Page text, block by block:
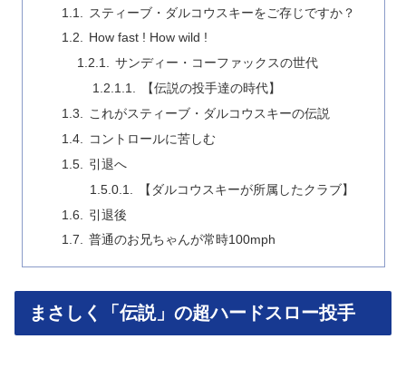
スティーブ・ダルコウスキーをご存じですか？
How fast ! How wild !
サンディー・コーファックスの世代
【伝説の投手達の時代】
これがスティーブ・ダルコウスキーの伝説
コントロールに苦しむ
引退へ
【ダルコウスキーが所属したクラブ】
引退後
普通のお兄ちゃんが常時100mph
まさしく「伝説」の超ハードスロー投手